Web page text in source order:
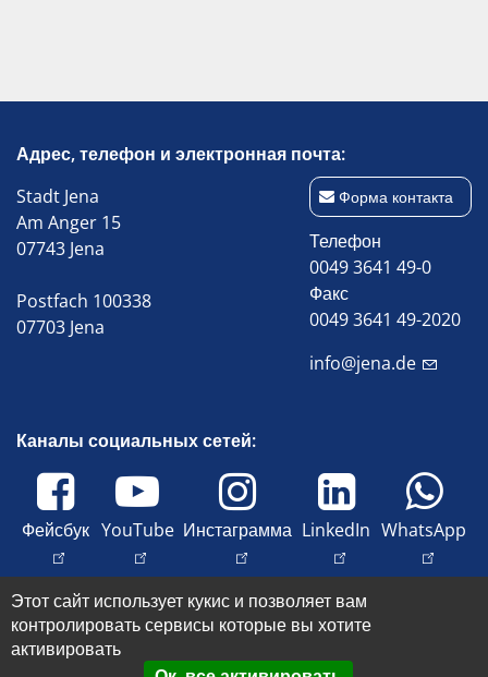
Адрес, телефон и электронная почта:
Stadt Jena
Am Anger 15
07743 Jena
Postfach 100338
07703 Jena
Форма контакта
Телефон
0049 3641 49-0
Факс
0049 3641 49-2020
info@jena.de
Каналы социальных сетей:
Фейсбук YouTube Инстаграмма LinkedIn WhatsApp
© 2026 Stadt Jena
Доступность
Этот сайт использует кукис и позволяет вам
контролировать сервисы которые вы хотите
активировать